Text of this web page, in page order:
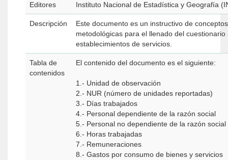
Editores Instituto Nacional de Estadística y Geografía
Descripción
Este documento es un instructivo de
metodológicas para el llenado del cuestionario
establecimientos de servicios.
Tabla de
contenidos
El contenido del documento es el siguiente:
1.- Unidad de observación
2.- NUR (número de unidades reportadas)
3.- Días trabajados
4.- Personal dependiente de la razón social
5.- Personal no dependiente de la razón social
6.- Horas trabajadas
7.- Remuneraciones
8.- Gastos por consumo de bienes y servicios